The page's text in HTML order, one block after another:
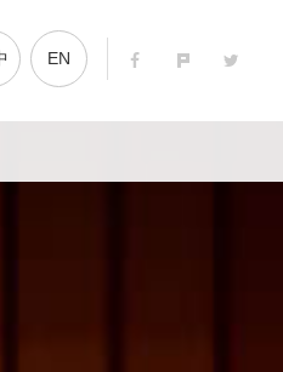
EN